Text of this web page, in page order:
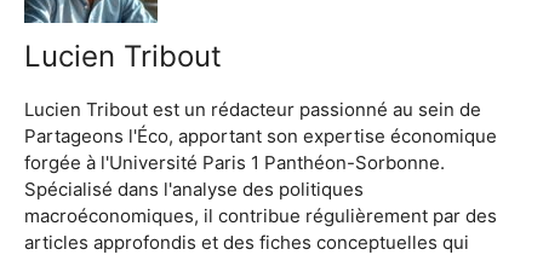
Lucien Tribout
Lucien Tribout est un rédacteur passionné au sein de
Partageons l'Éco, apportant son expertise économique
forgée à l'Université Paris 1 Panthéon-Sorbonne.
Spécialisé dans l'analyse des politiques
macroéconomiques, il contribue régulièrement par des
articles approfondis et des fiches conceptuelles qui